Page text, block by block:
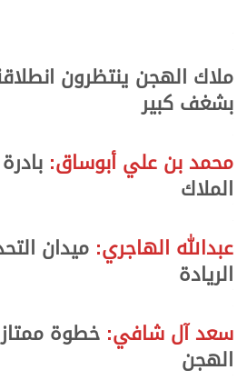
ملاك الهجن ينتظرون
بشغف كبير
محمد بن علي أبوساق:
الملاك
عبدالله الهاجري: ميدان
الريادة
سعد آل شافي: خطوة
الهجن